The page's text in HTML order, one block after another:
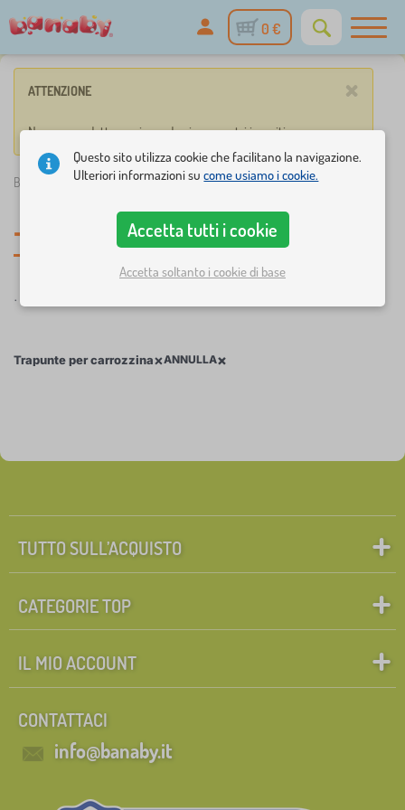
0 €
×
ATTENZIONE
Nessun prodotto corrisponde ai parametri inseriti.
Banaby.it »Tutto per i bambini/Passeggini e accessori
Trapunte per carrozzina
.
Trapunte per carrozzina×ANNULLA×
TUTTO SULL’ACQUISTO
CATEGORIE TOP
IL MIO ACCOUNT
CONTATTACI
info@banaby.it
Questo sito utilizza cookie che facilitano la navigazione.
Ulteriori informazioni sucome usiamo i cookie.
Accetta tutti i cookie
Accetta soltanto i cookie di base